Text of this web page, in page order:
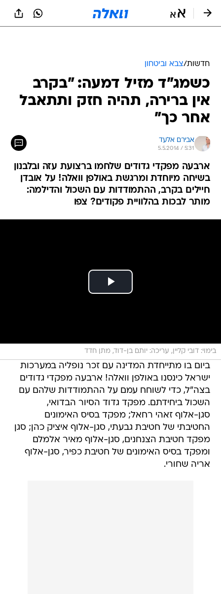
חדשות/צבא וביטחון
כשמג"ד מזיל דמעה: "בקרב
אין ברירה, תהיה חזק ותתאבל
אחר כך"
אבירם אלעד
5.5.2014 / 5:31
ארבעה מפקדי גדודים שלחמו ברצועת עזה ובלבנון
בשיחה מיוחדת ומרגשת באולפן וואלה! על אובדן
חיילים בקרב, ההתמודדות עם השכול והדילמה:
מותר לבכות בהלוויית פקודים? צפו
בימוי: דובי קליין, עריכה: יותם בן-דוד, מתן חדד
ביום בו מתייחדת המדינה עם זכר נופליה במערכות
ישראל כינסנו באולפן וואלה! ארבעה מפקדי גדודים
בצה"ל, כדי לשוחח עמם על ההתמודדות שלהם עם
השכול ביחידתם. מפקד גדוד הסיור הבדואי,
סגן-אלוף זאהי רחאל; מפקד בסיס האימונים
החטיבתי של חטיבת גבעתי, סגן-אלוף איציק כהן; סגן
מפקד חטיבת הצנחנים, סגן-אלוף מאיר אלמלם
ומפקד בסיס האימונים של חטיבת כפיר, סגן-אלוף
אריה שחורי.